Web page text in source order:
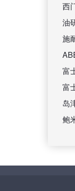
西
油
施
富
富
岛
鲍